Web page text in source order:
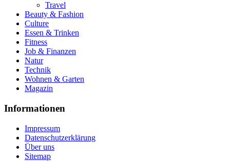
Travel
Beauty & Fashion
Culture
Essen & Trinken
Fitness
Job & Finanzen
Natur
Technik
Wohnen & Garten
Magazin
Informationen
Impressum
Datenschutzerklärung
Über uns
Sitemap